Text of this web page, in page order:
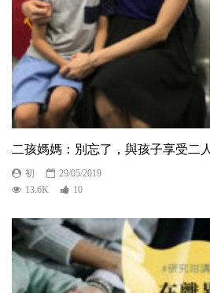
二孩媽媽：別忘了，與孩子享受二
初
29/05/2019
13.6K
10